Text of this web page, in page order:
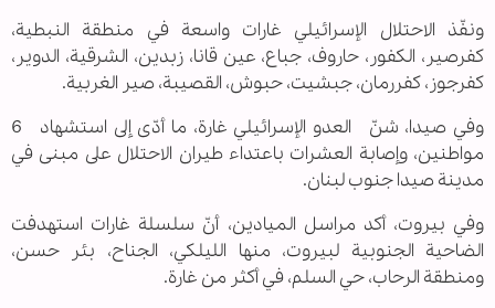
ونفّذ الاحتلال الإسرائيلي غارات واسعة في منطقة النبطية،
كفرصير، الكفور، حاروف، جباع، عين قانا، زبدين، الشرقية، الدوير،
كفرجوز، كفررمان، جبشيت، حبوش، القصيبة، صير الغربية.
وفي صيدا، شنّ العدو الإسرائيلي غارة، ما أدّى إلى استشهاد 6
مواطنين، وإصابة العشرات باعتداء طيران الاحتلال على مبنى في
مدينة صيدا جنوب لبنان.
وفي بيروت، أكد مراسل الميادين، أنّ سلسلة غارات استهدفت
الضاحية الجنوبية لبيروت، منها الليلكي، الجناح، بئر حسن،
ومنطقة الرحاب، حي السلم، في أكثر من غارة.